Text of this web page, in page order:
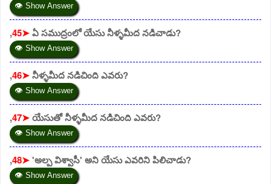
👁 Show Answer
,45➤ఏ సముద్రంలో యేసు నీళ్ళమీద నడిచాడు?
👁 Show Answer
,46➤నీళ్ళమీద నడిచింది ఎవరు?
👁 Show Answer
,47➤యేసుతో నీళ్ళమీద నడిచింది ఎవరు?
👁 Show Answer
,48➤'అల్ప విశ్వాసీ' అని యేసు ఎవరిని పిలిచాడు?
👁 Show Answer